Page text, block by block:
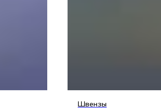
Швензы